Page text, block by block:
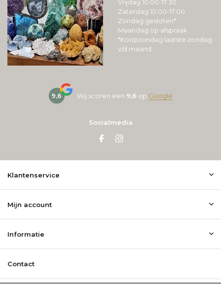
Vrijdag 10:00-17:30
Zaterdag 10:00-17:00
Zondag gesloten*
Maandag op afspraak
*Koopzondag laatste zondag
v/d maand
9,6 Wij scoren een 9,6 op Google
Socialmedia
Klantenservice
Mijn account
Informatie
Contact